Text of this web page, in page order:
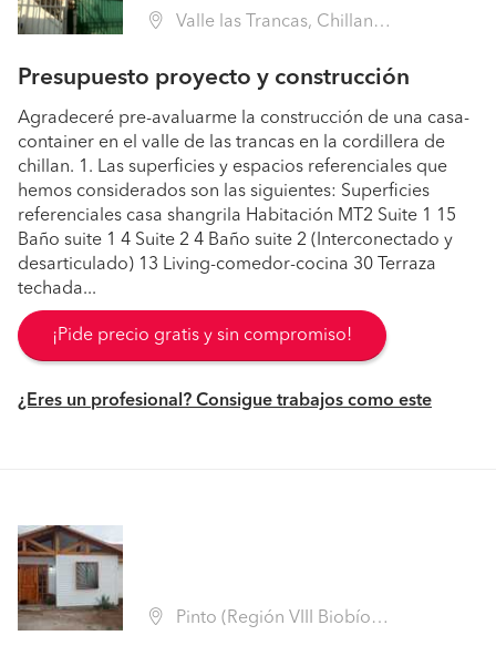
Valle las Trancas, Chillan, Pinto (Región VIII Biobío - Ñuble)
Presupuesto proyecto y construcción
Agradeceré pre-avaluarme la construcción de una casa-
container en el valle de las trancas en la cordillera de
chillan. 1. Las superficies y espacios referenciales que
hemos considerados son las siguientes: Superficies
referenciales casa shangrila Habitación MT2 Suite 1 15
Baño suite 1 4 Suite 2 4 Baño suite 2 (Interconectado y
desarticulado) 13 Living-comedor-cocina 30 Terraza
techada...
¡Pide precio gratis y sin compromiso!
¿Eres un profesional? Consigue trabajos como este
Pinto (Región VIII Biobío - Ñuble)